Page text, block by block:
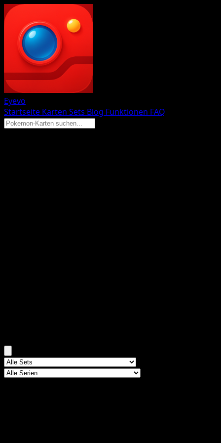
Eyevo
Startseite Karten Sets Blog Funktionen FAQ